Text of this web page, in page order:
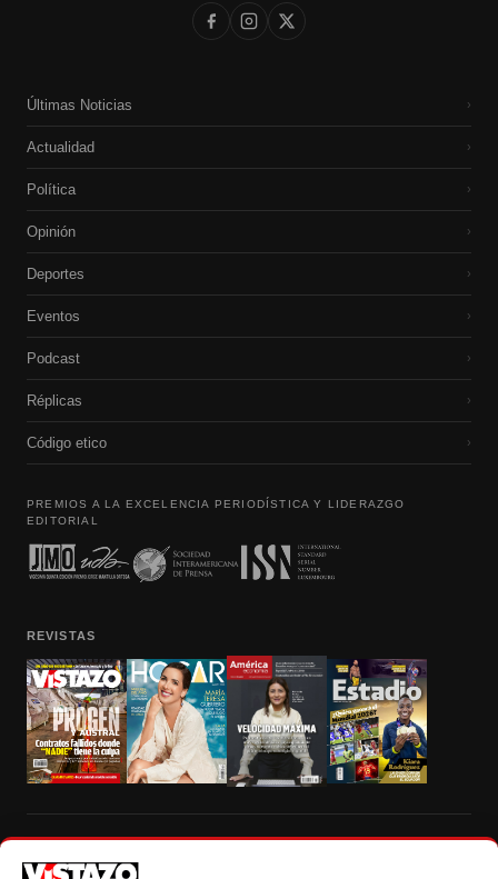
Últimas Noticias ›
Actualidad ›
Política ›
Opinión ›
Deportes ›
Eventos ›
Podcast ›
Réplicas ›
Código etico ›
PREMIOS A LA EXCELENCIA PERIODÍSTICA Y LIDERAZGO
EDITORIAL
REVISTAS
autorización escrita de su titular, de todos los contenidos de Vistazo.com.